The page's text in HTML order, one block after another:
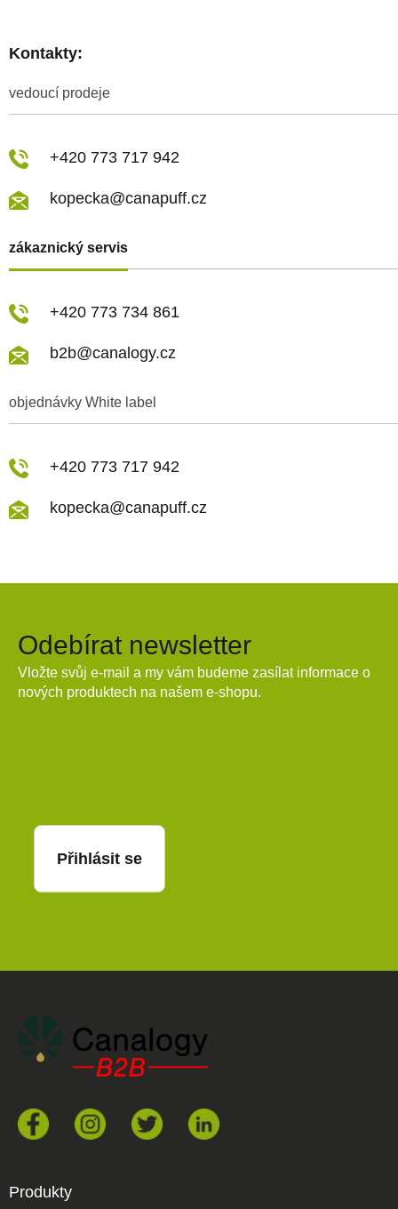
Kontakty:
zákaznický servis
vedoucí prodeje
objednávky White label
+420 773 717 942
kopecka@canapuff.cz
+420 773 734 861
b2b@canalogy.cz
+420 773 717 942
kopecka@canapuff.cz
Odebírat newsletter
Vložte svůj e-mail a my vám budeme zasílat informace o
nových produktech na našem e-shopu.
Přihlásit se
Produkty